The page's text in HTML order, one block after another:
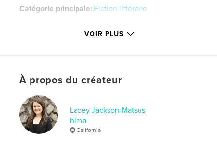
Catégorie principale: Fiction littéraire
13×20 cm
Date de publication: févr 06, 2021
LangueEnglish
Mots-clés
Mythology; Celtic; , female
VOIR PLUS
À propos du créateur
Lacey Jackson-Matsus
hima
California